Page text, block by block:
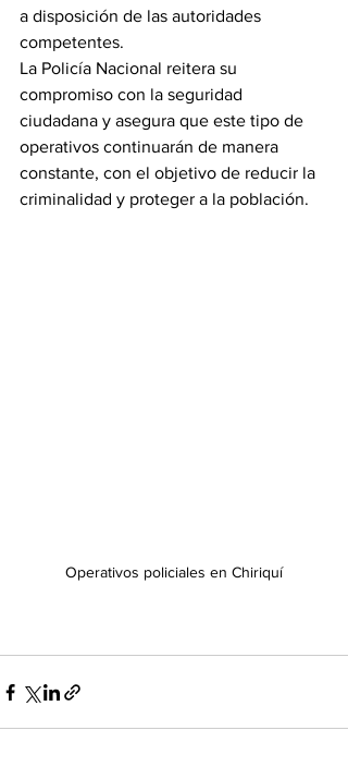
a disposición de las autoridades
competentes.
La Policía Nacional reitera su
compromiso con la seguridad
ciudadana y asegura que este tipo de
operativos continuarán de manera
constante, con el objetivo de reducir la
criminalidad y proteger a la población.
Operativos policiales en Chiriquí